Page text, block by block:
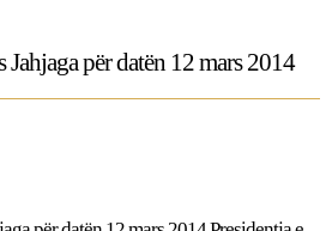
Jahjaga për datën 12 mars 2014